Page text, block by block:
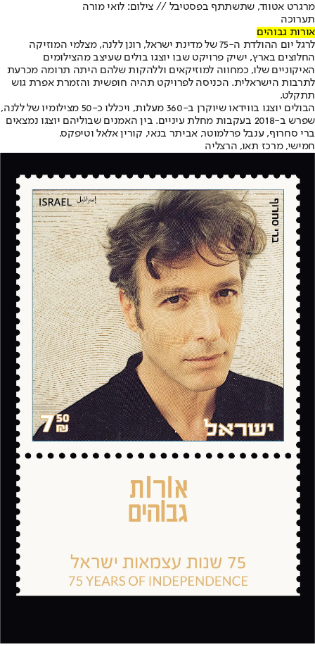
מרגרט אטווד, שתשתתף בפסטיבל // צילום: לואי מורה
תערוכה
אורות גבוהים
לרגל יום ההולדת ה-75 של מדינת ישראל, רונן ללנה, מצלמי המוזיקה
החלוצים בארץ, ישיק פרויקט שבו יוצגו בולים שעיצב מהצילומים
האיקוניים שלו, כמחווה למוזיקאים וללהקות שלהם היתה תרומה מכרעת
לתרבות הישראלית. הכניסה לפרויקט תהיה חופשית והזמרת אפרת גוש
תתקלט.
הבולים יוצגו בווידאו שיוקרן ב-360 מעלות, ויכללו כ-50 מצילומיו של ללנה,
שפרש ב-2018 בעקבות מחלת עיניים. בין האמנים שבוליהם יוצגו נמצאים
ברי סחרוף, ענבל פרלמוטר, אביתר בנאי, קורין אלאל וטיפקס.
חמישי, מרכז תאו, הרצליה